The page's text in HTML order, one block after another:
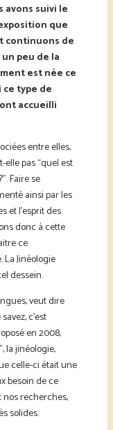
avons suivi le
que
continuons de
peu de la
est née ce
type de
accueilli
entre elles,
elle pas “quel est
Faire se
ainsi par les
et l’esprit des
donc à cette
ce
Jinéologie
dessein.
veut dire
c’est
en 2008,
la jinéologie,
celle-ci était une
besoin de ce
nos recherches,
solides.